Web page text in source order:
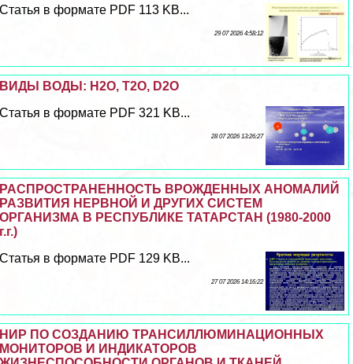
Статья в формате PDF 113 KB...
29 07 2026 4:58:12
ВИДЫ ВОДЫ: Н2О, Т2О, D2O
Статья в формате PDF 321 KB...
28 07 2026 13:26:27
РАСПРОСТРАНЕННОСТЬ ВРОЖДЕННЫХ АНОМАЛИЙ
РАЗВИТИЯ НЕРВНОЙ И ДРУГИХ СИСТЕМ
ОРГАНИЗМА В РЕСПУБЛИКЕ ТАТАРСТАН (1980-2000
г.г.)
Статья в формате PDF 129 KB...
27 07 2026 14:16:22
НИР ПО СОЗДАНИЮ ТРАНСИЛЛЮМИНАЦИОННЫХ
МОНИТОРОВ И ИНДИКАТОРОВ